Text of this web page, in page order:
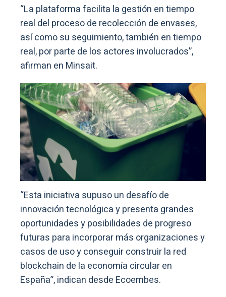
“La plataforma facilita la gestión en tiempo
real del proceso de recolección de envases,
así como su seguimiento, también en tiempo
real, por parte de los actores involucrados”,
afirman en Minsait.
“Esta iniciativa supuso un desafío de
innovación tecnológica y presenta grandes
oportunidades y posibilidades de progreso
futuras para incorporar más organizaciones y
casos de uso y conseguir construir la red
blockchain de la economía circular en
España”, indican desde Ecoembes.